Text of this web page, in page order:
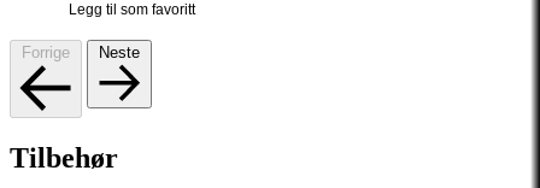
Legg til som favoritt
Forrige Neste
Tilbehør